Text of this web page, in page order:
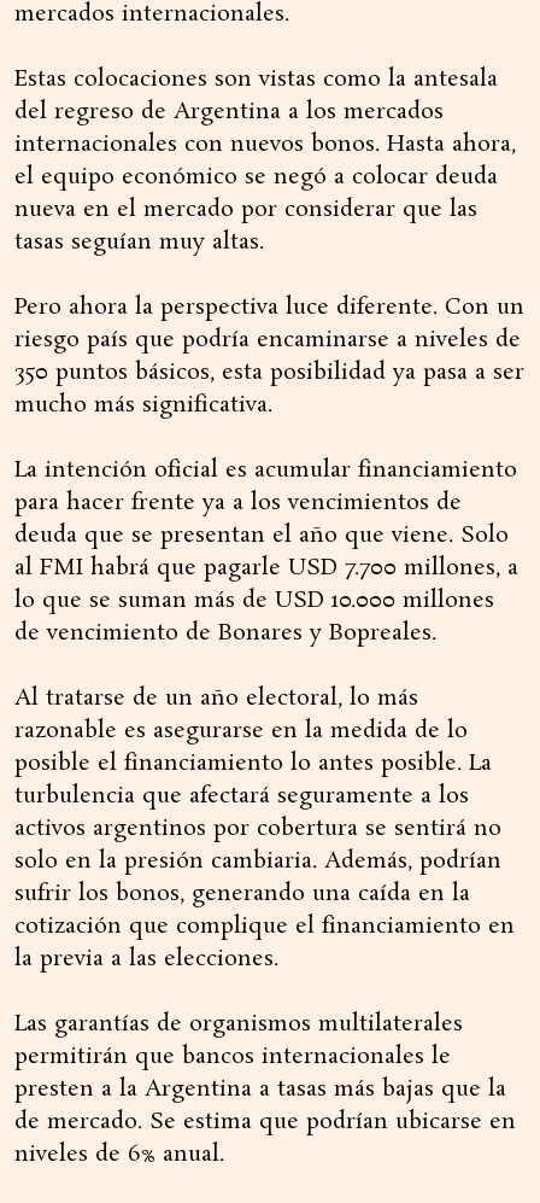
mercados internacionales.
Estas colocaciones son vistas como la antesala
del regreso de Argentina a los mercados
internacionales con nuevos bonos. Hasta ahora,
el equipo económico se negó a colocar deuda
nueva en el mercado por considerar que las
tasas seguían muy altas.
Pero ahora la perspectiva luce diferente. Con un
riesgo país que podría encaminarse a niveles de
350 puntos básicos, esta posibilidad ya pasa a ser
mucho más significativa.
La intención oficial es acumular financiamiento
para hacer frente ya a los vencimientos de
deuda que se presentan el año que viene. Solo
al FMI habrá que pagarle USD 7.700 millones, a
lo que se suman más de USD 10.000 millones
de vencimiento de Bonares y Bopreales.
Al tratarse de un año electoral, lo más
razonable es asegurarse en la medida de lo
posible el financiamiento lo antes posible. La
turbulencia que afectará seguramente a los
activos argentinos por cobertura se sentirá no
solo en la presión cambiaria. Además, podrían
sufrir los bonos, generando una caída en la
cotización que complique el financiamiento en
la previa a las elecciones.
Las garantías de organismos multilaterales
permitirán que bancos internacionales le
presten a la Argentina a tasas más bajas que la
de mercado. Se estima que podrían ubicarse en
niveles de 6% anual.